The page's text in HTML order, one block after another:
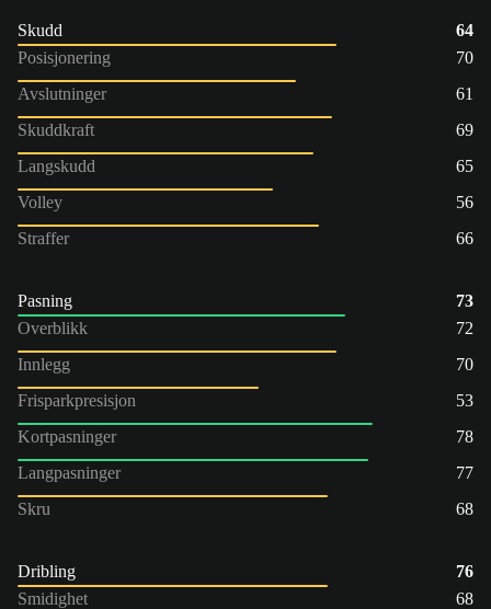
Skudd
64
Posisjonering
70
Avslutninger
61
Skuddkraft
69
Langskudd
65
Volley
56
Straffer
66
Pasning
73
Overblikk
72
Innlegg
70
Frisparkpresisjon
53
Kortpasninger
78
Langpasninger
77
Skru
68
Dribling
76
Smidighet
68